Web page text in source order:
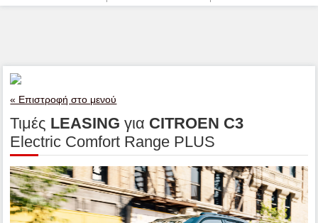
« Επιστροφή στο μενού
Τιμές LEASING για CITROEN C3
Electric Comfort Range PLUS